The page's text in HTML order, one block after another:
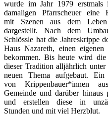
wurde im Jahr 1979 erstmals
damaligen Pfarrscheuer eine
mit Szenen aus dem
dargestellt. Nach dem
Schlössle hat die Jahreskrippe
Haus Nazareth, einen eigenen
bekommen. Bis heute wird
dieser Tradition alljährlich unter
neuen Thema aufgebaut. Ein
von Krippenbauer*innen
Gemeinde und darüber hinaus
und erstellen diese in
Stunden und mit viel Herzblut.